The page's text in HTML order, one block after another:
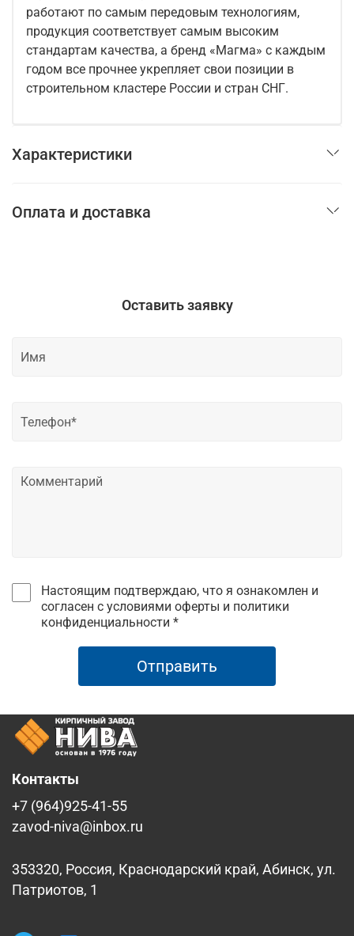
работают по самым передовым технологиям,
продукция соответствует самым высоким
стандартам качества, а бренд «Магма» с каждым
годом все прочнее укрепляет свои позиции в
строительном кластере России и стран СНГ.
Характеристики
Оплата и доставка
Оставить заявку
Настоящим подтверждаю, что я ознакомлен и
согласен с условиями оферты и политики
конфиденциальности *
Отправить
Контакты
+7 (964)925-41-55
zavod-niva@inbox.ru
353320, Россия, Краснодарский край, Абинск, ул.
Патриотов, 1